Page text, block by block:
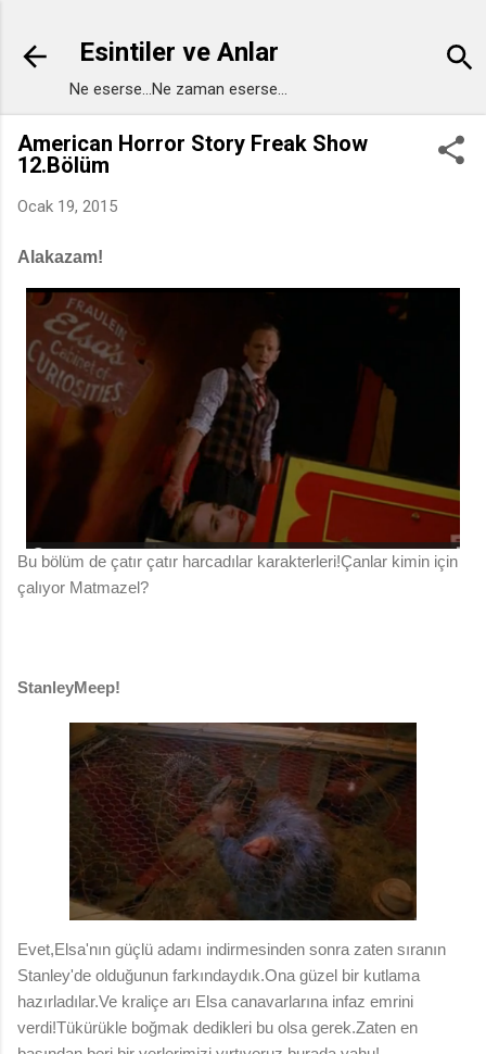
Esintiler ve Anlar
Ne eserse...Ne zaman eserse...
American Horror Story Freak Show
12.Bölüm
Ocak 19, 2015
Alakazam!
Bu bölüm de çatır çatır harcadılar karakterleri!Çanlar kimin için
çalıyor Matmazel?
StanleyMeep!
Evet,Elsa'nın güçlü adamı indirmesinden sonra zaten sıranın
Stanley'de olduğunun farkındaydık.Ona güzel bir kutlama
hazırladılar.Ve kraliçe arı Elsa canavarlarına infaz emrini
verdi!Tükürükle boğmak dedikleri bu olsa gerek.Zaten en